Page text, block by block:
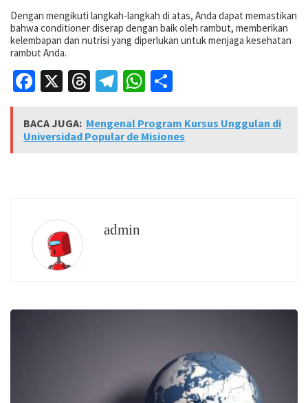
Dengan mengikuti langkah-langkah di atas, Anda dapat memastikan
bahwa conditioner diserap dengan baik oleh rambut, memberikan
kelembapan dan nutrisi yang diperlukan untuk menjaga kesehatan
rambut Anda.
Facebook
X Threads
Telegram
WhatsApp
BACA JUGA: Mengenal Program Kursus Unggulan di
Universidad Popular de Misiones
admin